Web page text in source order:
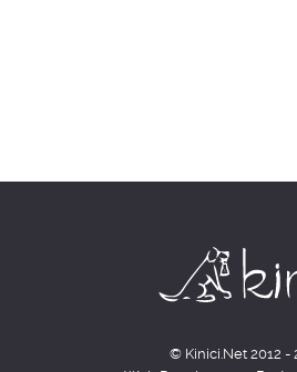
© Kinici.Net 2012 -